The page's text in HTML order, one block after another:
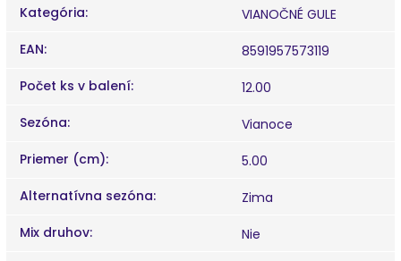
Kategória:
VIANOČNÉ GULE
EAN:
8591957573119
Počet ks v balení:
12.00
Sezóna:
Vianoce
Priemer (cm):
5.00
Alternatívna sezóna:
Zima
Mix druhov:
Nie